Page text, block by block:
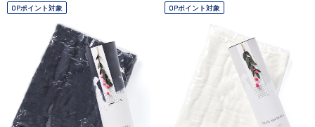
OPポイント対象 OPポイント対象